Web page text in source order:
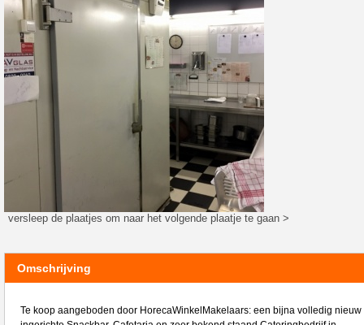
versleep de plaatjes om naar het volgende plaatje te gaan >
Omschrijving
Te koop aangeboden door HorecaWinkelMakelaars: een bijna volledig nieuw